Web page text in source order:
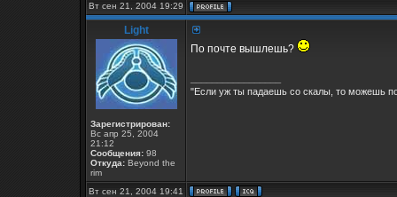
Вт сен 21, 2004 19:29
Light
Зарегистрирован:
Вс апр 25, 2004
21:12
Сообщения: 98
Откуда: Beyond the
rim
По почте вышлешь?
"Если уж ты падаешь со скалы, то можешь
Вт сен 21, 2004 19:41